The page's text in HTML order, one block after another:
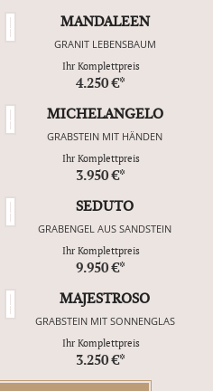
MANDALEEN
GRANIT LEBENSBAUM
Ihr Komplettpreis
4.250 €*
MICHELANGELO
GRABSTEIN MIT HÄNDEN
Ihr Komplettpreis
3.950 €*
SEDUTO
GRABENGEL AUS SANDSTEIN
Ihr Komplettpreis
9.950 €*
MAJESTROSO
GRABSTEIN MIT SONNENGLAS
Ihr Komplettpreis
3.250 €*